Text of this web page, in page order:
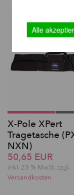
X-Pole XPert
Tragetasche
NXN)
50,65 EUR
inkl. 23 % MwSt. zzgl.
Versandkosten
Alle